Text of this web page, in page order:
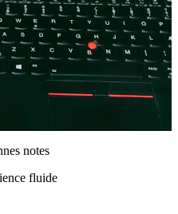
notes
fluide